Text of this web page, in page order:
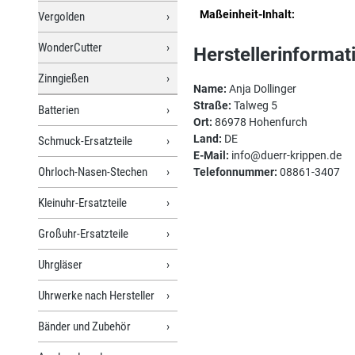
Vergolden
WonderCutter
Zinngießen
Batterien
Schmuck-Ersatzteile
Ohrloch-Nasen-Stechen
Kleinuhr-Ersatzteile
Großuhr-Ersatzteile
Uhrgläser
Uhrwerke nach Hersteller
Bänder und Zubehör
Maßeinheit-Inhalt:
Name: Anja Dollinger
Straße: Talweg 5
Ort: 86978 Hohenfurch
Land: DE
E-Mail: info@duerr-krippen.de
Telefonnummer: 08861-3407